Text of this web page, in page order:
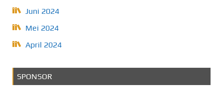
Juni 2024
Mei 2024
April 2024
SPONSOR